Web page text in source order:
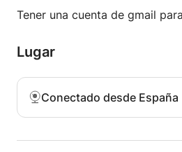
Barcelona.
Tener una cuenta de gmail
Lugar
Conectado desde España